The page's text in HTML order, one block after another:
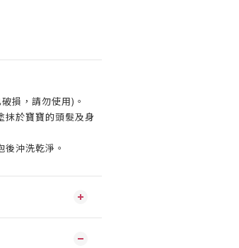
損，請勿使用)。
抹於寶寶的頭髮及身
沖洗乾淨。